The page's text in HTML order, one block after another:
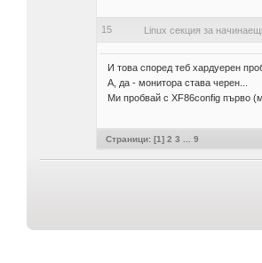
15 Linux секция за
И това според теб хардуерен
А, да - монитора става черен...
Ми пробвай с XF86config първо
Страници: [1] 2 3 9